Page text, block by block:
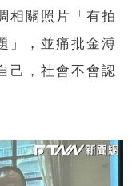
相關照片「有拍
」，並痛批金溥
己，社會不會認